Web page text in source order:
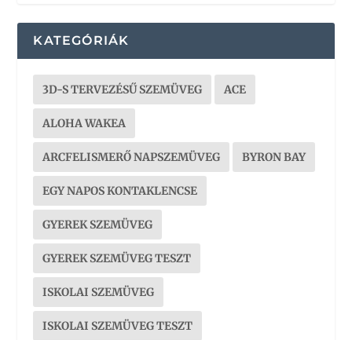
KATEGÓRIÁK
3D-S TERVEZÉSŰ SZEMÜVEG ACE
ALOHA WAKEA
ARCFELISMERŐ NAPSZEMÜVEG BYRON BAY
EGY NAPOS KONTAKLENCSE
GYEREK SZEMÜVEG
GYEREK SZEMÜVEG TESZT
ISKOLAI SZEMÜVEG
ISKOLAI SZEMÜVEG TESZT